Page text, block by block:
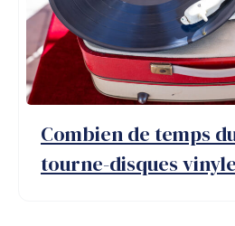
Combien de temps
tourne-disques